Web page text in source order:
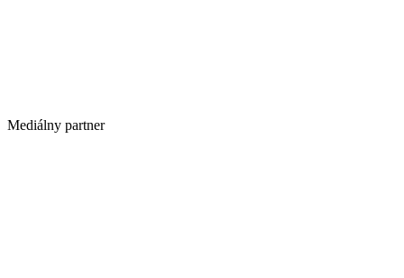
Mediálny partner